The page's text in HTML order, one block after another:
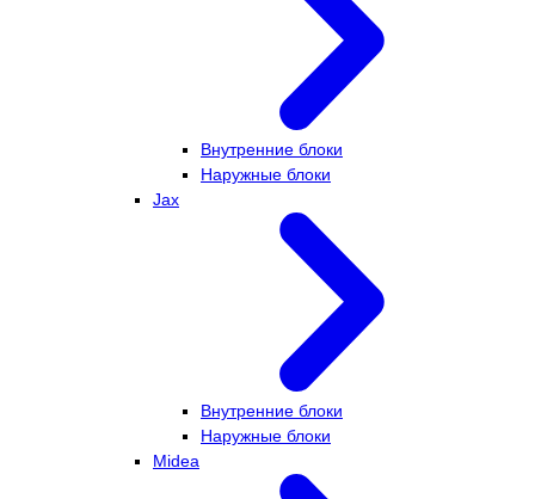
Внутренние блоки
Наружные блоки
Jax
Внутренние блоки
Наружные блоки
Midea